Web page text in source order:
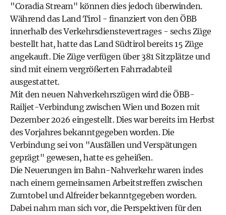
"Coradia Stream" können dies jedoch überwinden.
Während das Land Tirol - finanziert von den ÖBB
innerhalb des Verkehrsdienstevertrages - sechs Züge
bestellt hat, hatte das Land Südtirol bereits 15 Züge
angekauft. Die Züge verfügen über 381 Sitzplätze und
sind mit einem vergrößerten Fahrradabteil
ausgestattet.
Mit den neuen Nahverkehrszügen wird die ÖBB-
Railjet-Verbindung zwischen Wien und Bozen mit
Dezember 2026 eingestellt. Dies war bereits im Herbst
des Vorjahres bekanntgegeben worden. Die
Verbindung sei von "Ausfällen und Verspätungen
geprägt" gewesen, hatte es geheißen.
Die Neuerungen im Bahn-Nahverkehr waren indes
nach einem gemeinsamen Arbeitstreffen zwischen
Zumtobel und Alfreider bekanntgegeben worden.
Dabei nahm man sich vor, die Perspektiven für den